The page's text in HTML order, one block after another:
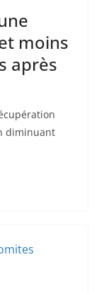
moins
après
diminuant